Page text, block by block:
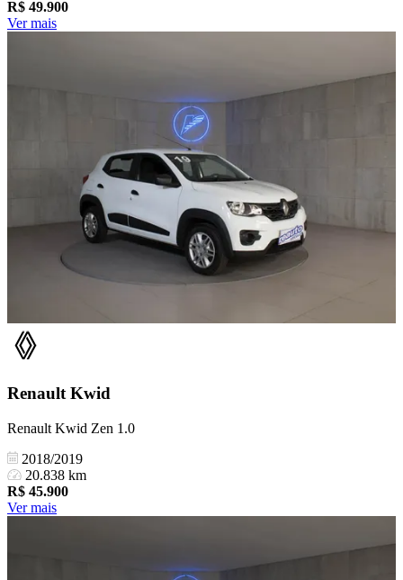
R$ 49.900
Ver mais
Renault Kwid
Renault Kwid Zen 1.0
2018/2019
20.838 km
R$ 45.900
Ver mais